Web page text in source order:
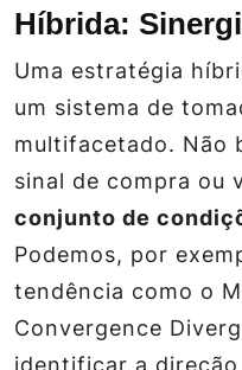
Híbrida:
Uma estratégia
um sistema de
multifacetado. Não
sinal de compra ou
conjunto de
Podemos, por
tendência como o
Convergence
identificar a